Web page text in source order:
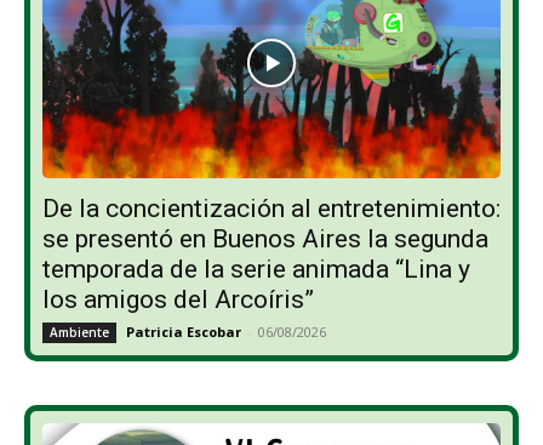
De la concientización al entretenimiento:
se presentó en Buenos Aires la segunda
temporada de la serie animada “Lina y
los amigos del Arcoíris”
Ambiente Patricia Escobar - 06/08/2026